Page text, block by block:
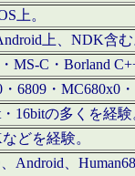
上。
上、NDK含
MS-C・Borland
6809・MC680x0
16bitの多くを経
どを経験。
Android、